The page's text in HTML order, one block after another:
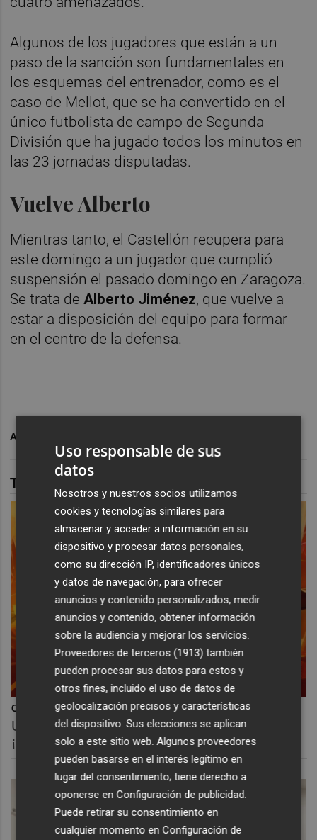
Algunos de los jugadores que están a un
paso de la sanción son fundamentales en
los esquemas del entrenador, como es el
caso de Mellot, que se ha convertido en el
único futbolista de campo de Segunda
División que ha jugado todos los minutos en
las 23 jornadas disputadas.
Vuelve Alberto
Mientras tanto, el Castellón recupera para
este domingo a un jugador que cumplió
suspensión el pasado domingo en Zaragoza.
Se trata deAlberto Jiménez, que vuelve a
estar a disposición del equipo para formar
en el centro de la defensa.
ARCHIVADO EN
TAMBIÉN TE PUEDE INTERESAR
Corepunk MMORPG
Un verdadero MMORPG de la vieja escuela
¡Cómo los de antes, pero mejor!
Uso responsable de sus
datos
Nosotros y nuestros socios utilizamos
cookies y tecnologías similares para
almacenar y acceder a información en su
dispositivo y procesar datos personales,
como su dirección IP, identificadores únicos
y datos de navegación, para ofrecer
anuncios y contenido personalizados, medir
anuncios y contenido, obtener información
sobre la audiencia y mejorar los servicios.
Proveedores de terceros (1913) también
pueden procesar sus datos para estos y
otros fines, incluido el uso de datos de
geolocalización precisos y características
del dispositivo. Sus elecciones se aplican
solo a este sitio web. Algunos proveedores
pueden basarse en el interés legítimo en
lugar del consentimiento; tiene derecho a
oponerse enConfiguración de publicidad
Puede retirar su consentimiento en
cualquier momento enConfiguración de